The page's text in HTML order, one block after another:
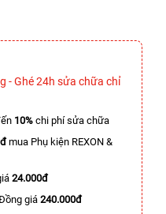
- Ghé 24h sửa chữa chỉ
10% chi phí sửa chữa
mua Phụ kiện REXON &
24.000đ
giá240.000đ